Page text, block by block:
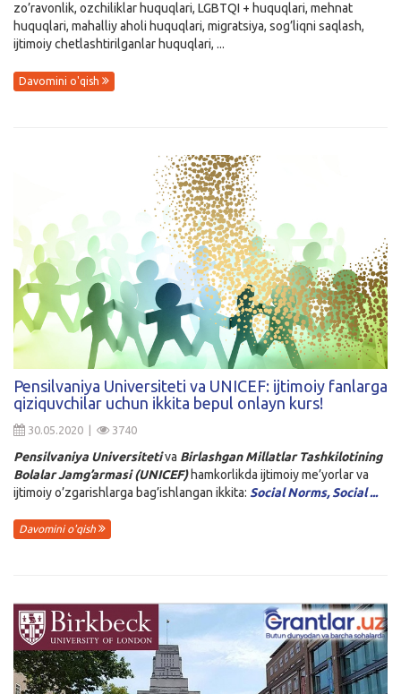
zo’ravonlik, ozchiliklar huquqlari, LGBTQI + huquqlari, mehnat
huquqlari, mahalliy aholi huquqlari, migratsiya, sog’liqni saqlash,
ijtimoiy chetlashtirilganlar huquqlari, ...
Davomini o'qish
Pensilvaniya Universiteti va UNICEF: ijtimoiy fanlarga
qiziquvchilar uchun ikkita bepul onlayn kurs!
30.05.2020 | 3740
Pensilvaniya Universitetiva Birlashgan Millatlar Tashkilotining
Bolalar Jamg’armasi (UNICEF)hamkorlikda ijtimoiy me’yorlar va
ijtimoiy o’zgarishlarga bag’ishlangan ikkita: Social Norms, Social ...
Davomini o'qish